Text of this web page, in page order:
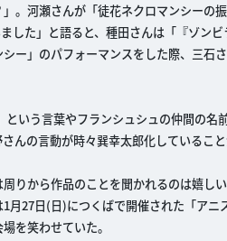
河瀬さんが「徒花ネクロマンシーの
した」と語ると、種田さんは「『ゾン
ー」のパフォーマンスをした際、三石
いう言葉やフランシュシュの仲間の名
んの言動が時々巽幸太郎化していること
から作品のことを聞かれるのは嬉し
27日(日)につくばで開催された「アニ
を笑わせていた。